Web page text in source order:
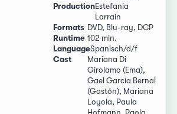
ProductionEstefania
Larraín
Formats DVD, Blu-ray, DCP
Runtime 102 min.
LanguageSpanisch/d/f
Cast
Mariana Di
Girolamo (Ema),
Gael García Bernal
(Gastón), Mariana
Loyola, Paula